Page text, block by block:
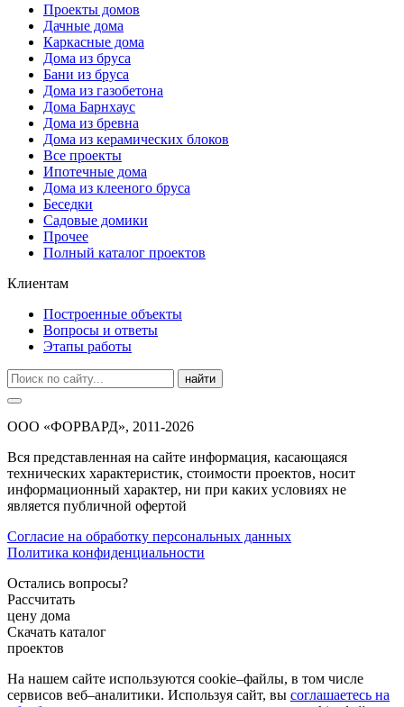
Проекты домов
Дачные дома
Каркасные дома
Дома из бруса
Бани из бруса
Дома из газобетона
Дома Барнхаус
Дома из бревна
Дома из керамических блоков
Все проекты
Ипотечные дома
Дома из клееного бруса
Беседки
Садовые домики
Прочее
Полный каталог проектов
Клиентам
Построенные объекты
Вопросы и ответы
Этапы работы
найти
ООО «ФОРВАРД», 2011-2026
Вся представленная на сайте информация, касающаяся
технических характеристик, стоимости проектов, носит
информационный характер, ни при каких условиях не
является публичной офертой
Согласие на обработку персональных данных
Политика конфиденциальности
Остались вопросы?
Рассчитать
цену дома
Скачать каталог
проектов
На нашем сайте используются cookie–файлы, в том числе
сервисов веб–аналитики. Используя сайт, вы соглашаетесь на